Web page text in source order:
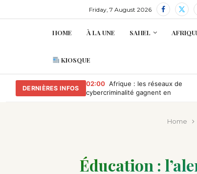
Friday, 7 August 2026
HOME À LA UNE SAHEL
KIOSQUE
DERNIÈRES INFOS
02:00 Afrique : les réseaux de
cybercriminalité gagnent en
Home
Éducation :